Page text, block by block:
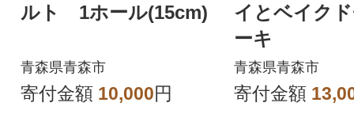
ルト 1ホール(15cm)
青森県青森市
寄付金額 10,000円
イとベイク
ーキ
青森県青森市
寄付金額